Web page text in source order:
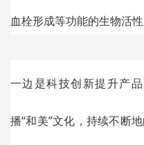
血栓形成等功能的生物活
一边是科技创新提升产
播“和美”文化，持续不断